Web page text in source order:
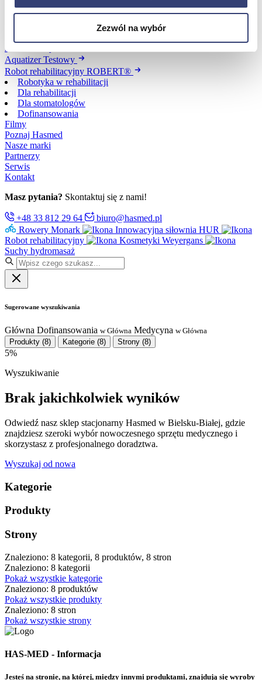
Zezwól na wybór
Wynajem
Zobacz wszystko
Aquatizer Testowy
Robot rehabilitacyjny ROBERT®
Robotyka w rehabilitacji
Dla rehabilitacji
Dla stomatologów
Dofinansowania
Filmy
Poznaj Hasmed
Nasze marki
Partnerzy
Serwis
Kontakt
Masz pytania? Skontaktuj się z nami!
+48 33 812 29 64
biuro@hasmed.pl
Rowery Monark
Innowacyjna siłownia HUR
Robot rehabilitacyjny
Kosmetyki Weyergans
Suchy hydromasaż
Sugerowane wyszukiwania
Główna Dofinansowania w Główna Medycyna w Główna
Produkty (8) Kategorie (8) Strony (8)
5%
Wyszukiwanie
Brak jakichkolwiek wyników
Odwiedź nasz sklep stacjonarny Hasmed w Bielsku-Białej, gdzie
znajdziesz szeroki wybór nowoczesnego sprzętu medycznego i
skorzystasz z profesjonalnego doradztwa.
Wyszukaj od nowa
Kategorie
Produkty
Strony
Znaleziono: 8 kategorii, 8 produktów, 8 stron
Znaleziono: 8 kategorii
Pokaż wszystkie kategorie
Znaleziono: 8 produktów
Pokaż wszystkie produkty
Znaleziono: 8 stron
Pokaż wszystkie strony
HAS-MED - Informacja
Jesteś na stronie, na której, między innymi produktami, znajdują się wyroby